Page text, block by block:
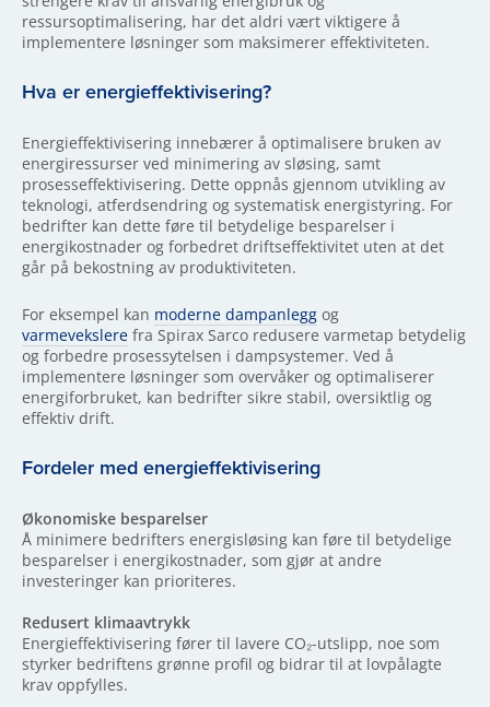
ressursoptimalisering, har det aldri vært viktigere å
implementere løsninger som maksimerer effektiviteten.
Hva er energieffektivisering?
Energieffektivisering innebærer å optimalisere bruken av
energiressurser ved minimering av sløsing, samt
prosesseffektivisering. Dette oppnås gjennom utvikling av
teknologi, atferdsendring og systematisk energistyring. For
bedrifter kan dette føre til betydelige besparelser i
energikostnader og forbedret driftseffektivitet uten at det
går på bekostning av produktiviteten.
For eksempel kan moderne dampanlegg og
varmevekslere fra Spirax Sarco redusere varmetap betydelig
og forbedre prosessytelsen i dampsystemer. Ved å
implementere løsninger som overvåker og optimaliserer
energiforbruket, kan bedrifter sikre stabil, oversiktlig og
effektiv drift.
Fordeler med energieffektivisering
Økonomiske besparelser
Å minimere bedrifters energisløsing kan føre til betydelige
besparelser i energikostnader, som gjør at andre
investeringer kan prioriteres.
Redusert klimaavtrykk
Energieffektivisering fører til lavere CO₂-utslipp, noe som
styrker bedriftens grønne profil og bidrar til at lovpålagte
krav oppfylles.